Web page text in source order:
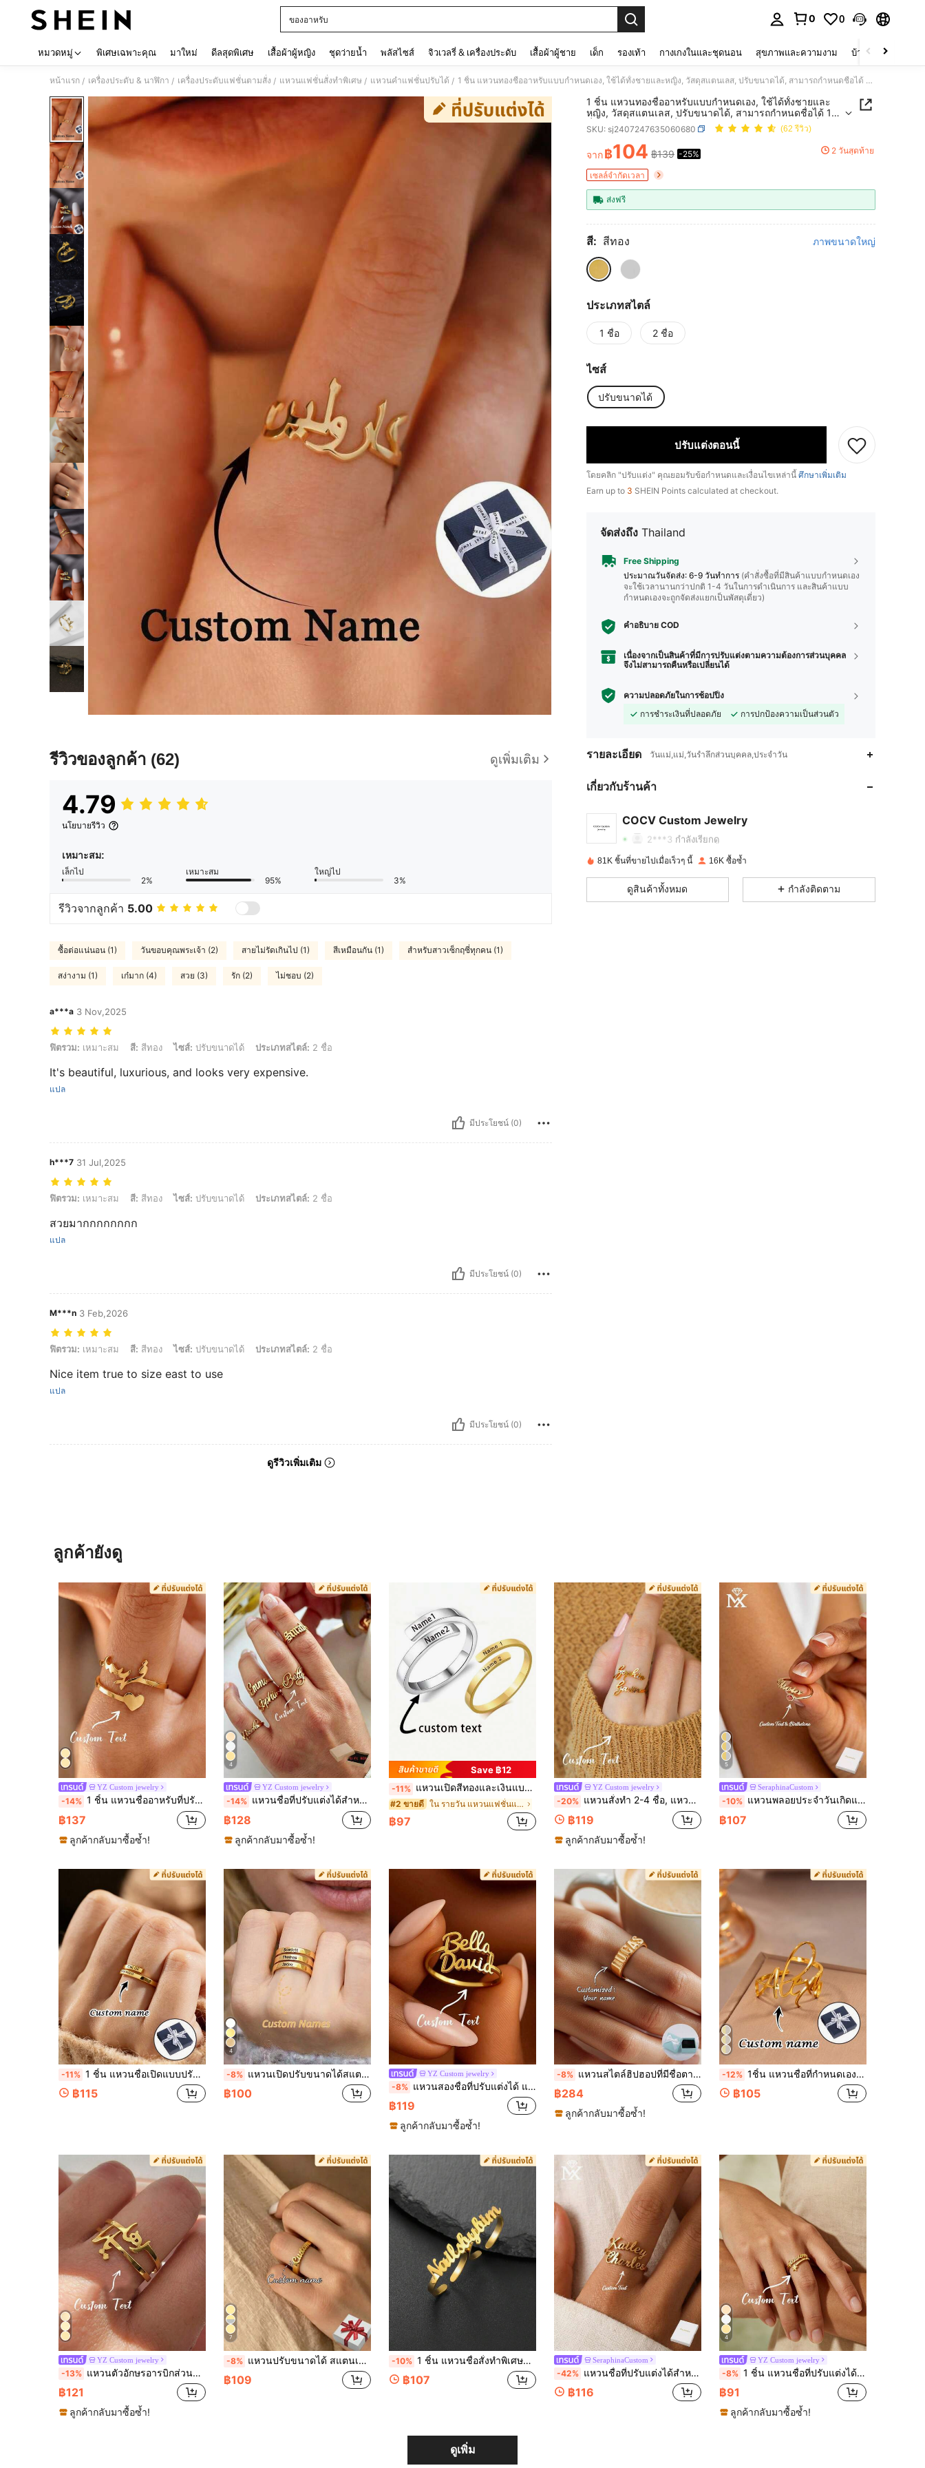
ของอาหรับ
0 0
หมวดหมู่ พิเศษเฉพาะคุณ มาใหม่ ดีลสุดพิเศษ เสื้อผ้าผู้หญิง ชุดว่ายน้ำ พลัสไซส์ จิวเวลรี่ & เครื่องประดับ เสื้อผ้าผู้ชาย เด็ก รองเท้า กางเกงในและชุดนอน สุขภาพและความงาม บ้านและที่อยู่อาศัย
หน้าแรก / เครื่องประดับ & นาฬิกา / เครื่องประดับแฟชั่นตามสั่ง / แหวนแฟชั่นสั่งทำพิเศษ / แหวนคำแฟชั่นปรับได้ / 1 ชิ้น แหวนทองชื่ออาหรับแบบกำหนดเอง, ใช้ได้ทั้งชายและหญิง, วัสดุสแตนเลส, ปรับขนาดได้, สามารถกำหนดชื่อได้ 1-2 ชื่อ, สไตล์อิสลาม, เครื่องประดับสำหรับงานแต่งงาน, เครื่องประดับเพื่อนเจ้าสาว, ของขวัญคู่รัก
รีวิวของลูกค้า (62) ดูเพิ่มเติม
4.79
นโยบายรีวิว
เหมาะสม:
เล็กไป
2%
เหมาะสม
95%
ใหญ่ไป
3%
รีวิวจากลูกค้า 5.00
ซื้อต่อแน่นอน (1) วันขอบคุณพระเจ้า (2) สายไม่รัดเกินไป (1) สีเหมือนกัน (1) สำหรับสาวเซ็กฤซี่ทุกคน (1)
สง่างาม (1) เก๋มาก (4) สวย (3) รัก (2) ไม่ชอบ (2)
a***a 3 Nov,2025
ฟิตรวม: เหมาะสม, สี: สีทอง, ไซส์: ปรับขนาดได้, ประเภทสไตล์: 2 ชื่อ
ฟิตรวม: เหมาะสม สี: สีทอง ไซส์: ปรับขนาดได้ ประเภทสไตล์: 2 ชื่อ
It's beautiful, luxurious, and looks very expensive.
แปล
มีประโยชน์ (0)
h***7 31 Jul,2025
ฟิตรวม: เหมาะสม, สี: สีทอง, ไซส์: ปรับขนาดได้, ประเภทสไตล์: 2 ชื่อ
ฟิตรวม: เหมาะสม สี: สีทอง ไซส์: ปรับขนาดได้ ประเภทสไตล์: 2 ชื่อ
สวยมากกกกกกกก
แปล
มีประโยชน์ (0)
M***n 3 Feb,2026
ฟิตรวม: เหมาะสม, สี: สีทอง, ไซส์: ปรับขนาดได้, ประเภทสไตล์: 2 ชื่อ
ฟิตรวม: เหมาะสม สี: สีทอง ไซส์: ปรับขนาดได้ ประเภทสไตล์: 2 ชื่อ
Nice item true to size east to use
แปล
มีประโยชน์ (0)
ดูรีวิวเพิ่มเติม
1 ชิ้น แหวนทองชื่ออาหรับแบบกำหนดเอง, ใช้ได้ทั้งชายและ
หญิง, วัสดุสแตนเลส, ปรับขนาดได้, สามารถกำหนดชื่อได้ 1-2
ชื่อ, สไตล์อิสลาม, เครื่องประดับสำหรับงานแต่งงาน, เครื่อง
ประดับเพื่อนเจ้าสาว, ของขวัญคู่รัก
SKU: sj2407247635060680 (62 รีวิว)
PRICE AND AVAILABILITY
จาก฿104 ฿139 -25% 2 วันสุดท้าย
เซลล์จำกัดเวลา
ส่งฟรี
สี: สีทอง ภาพขนาดใหญ่
ประเภทสไตล์
1 ชื่อ 2 ชื่อ
ไซส์
ปรับขนาดได้
ปรับแต่งตอนนี้
โดยคลิก "ปรับแต่ง" คุณยอมรับข้อกำหนดและเงื่อนไขเหล่านี้ ศึกษาเพิ่มเติม
Earn up to 3 SHEIN Points calculated at checkout.
จัดส่งถึง Thailand
Free Shipping
ประมาณวันจัดส่ง: 6-9 วันทำการ (คำสั่งซื้อที่มีสินค้าแบบกำหนดเอง
จะใช้เวลานานกว่าปกติ 1-4 วันในการดำเนินการ และสินค้าแบบ
กำหนดเองจะถูกจัดส่งแยกเป็นพัสดุเดี่ยว)
คำอธิบาย COD
เนื่องจากเป็นสินค้าที่มีการปรับแต่งตามความต้องการส่วนบุคคล
จึงไม่สามารถคืนหรือเปลี่ยนได้
ความปลอดภัยในการช้อปปิ้ง
การชำระเงินที่ปลอดภัย
การปกป้องความเป็นส่วนตัว
รายละเอียด วันแม่,แม่,วันรำลึกส่วนบุคคล,ประจำวัน
เกี่ยวกับร้านค้า
COCV Custom Jewelry
4.87
4.87 506
2***3 กำลังเรียกดู
4.87 506 6.7K
81K ชิ้นที่ขายไปเมื่อเร็วๆ นี้ 16K ซื้อซ้ำ
ดูสินค้าทั้งหมด กำลังติดตาม
ลูกค้ายังดู
YZ Custom jewelry
-14% 1 ชิ้น แหวนชื่ออาหรับที่ปรับแต่งได้พร้อมลวดลายหัวใจ, ชื่อที่ปรับแต่งได้, วัสดุสแตนเลส, เครื่องประดับที่ปรับแต่งได้, แหวนชื่ออิสลาม, ของขวัญปีใหม่สำหรับเธอ, มีเสน่ห์
฿137
ลูกค้ากลับมาซื้อซ้ำ!
4
YZ Custom jewelry
-14% แหวนชื่อที่ปรับแต่งได้สำหรับผู้หญิงและผู้ชาย แหวนชื่อที่ปรับแต่งได้ แหวนเปิดปรับได้ สแตนเลสชุบทอง ของขวัญเครื่องประดับคริสต์มาสสำหรับเธอ แม่ เพื่อนเจ้าสาว วันพ่อ งานแต่งงาน สวมใส่ประจำวัน สำหรับวัยรุ่น ไม่เป็นสนิม ของขวัญวันจบการศึกษา ของขวัญวันเกิด
฿128
ลูกค้ากลับมาซื้อซ้ำ!
Save ฿12
-11% แหวนเปิดสีทองและเงินแบบกำหนดเอง, เหมาะสำหรับการปรับแต่งชื่อครอบครัว, ของขวัญสำหรับญาติและเพื่อน, ของขวัญวันแม่สำหรับคุณแม่จากลูกสาว, เด็ก, คืนงานกาล่า, ทันสมัย, มีสีสัน, น่ารัก, เครื่องประดับเรฟ, เครื่องประดับสีทอง
#2 ขายดี ใน รายวัน แหวนแฟชั่นแบบกำหนดเอง
฿97
YZ Custom jewelry
-20% แหวนสั่งทำ 2-4 ชื่อ, แหวนสแตนเลสชุบทอง 18K แบบยูนิเซ็กซ์, เครื่องประดับสั่งทำชื่อคู่, ของขวัญสำหรับเพื่อนสนิท/เพื่อน
฿119
ลูกค้ากลับมาซื้อซ้ำ!
5
SeraphinaCustom
-10% แหวนพลอยประจำวันเกิดแบบกำหนดเองพร้อมชื่อภาษาอังกฤษ, เครื่องประดับระดับไฮเอนด์ส่วนบุคคล, แหวนพลอยประจำวันเกิดสุดพิเศษ, แหวนประณีต, แหวนสัญญา, แหวนมินิมอล, ของขวัญวันครบรอบ, ของขวัญวันแม่, ของขวัญคริสต์มาส, ของขวัญรับปริญญา, ของขวัญวันหยุด
฿107
-11% 1 ชิ้น แหวนชื่อเปิดแบบปรับแต่งส่วนบุคคลสำหรับผู้หญิง สามารถสลักชื่อหรือข้อความสองชื่อได้ แหวนปรับได้ แหวนสแตนเลส สิ่งที่ปรับแต่งได้ แหวนชื่อแบบกำหนดเอง แหวนสลัก ของขวัญวันแม่ ของขวัญเครื่องประดับที่เรียบง่ายและสวยงามสำหรับเธอ ภรรยา แฟน ของขวัญวันเกิด ของขวัญวันฮาโลวีน ของขวัญวันคริสต์มาส ของขวัญวันครบรอบ ของขวัญส่วนบุคคล เหมาะสำหรับเป็นของขวัญในวันหยุดพิเศษ
฿115
4
-8% แหวนเปิดปรับขนาดได้สแตนเลสสตีลกลวงสลักชื่อคู่ได้ 2 ชื่อ สีทอง สีเงิน สีโรสโกลด์ ของขวัญวันวาเลนไทน์ เครื่องประดับปรับขนาดได้ เหมาะสำหรับวันวาเลนไทน์ วันครบรอบ ใส่ได้ทุกฤดูกาล สไตล์วินเทจมินิมอล ยูนิเซ็กซ์ ลำลองน่ารัก ดีไซน์เฉพาะตัว ของขวัญที่เหมาะสำหรับเขา/เธอ แฟน พ่อแม่ ครอบครัว เพื่อน วันครบรอบ วันเกิด พิธีรับปริญญา งานพรอม เครื่องประดับสแตนเลสสตีล
฿100
YZ Custom jewelry
-8% แหวนสองชื่อที่ปรับแต่งได้ แหวนสองชื่อส่วนบุคคล แหวนหลายชื่อที่ปรับได้ แหวนเงินและทอง แหวนที่ปรับแต่งสำหรับผู้หญิง
฿119
ลูกค้ากลับมาซื้อซ้ำ!
-8% แหวนสไตล์ฮิปฮอปที่มีชื่อตามความต้องการ เหมาะสำหรับวันพ่อ/วันแม่ วันวาเลนไทน์ วันเกิด วันครบรอบ วันจบการศึกษา วันคริสต์มาส เป็นของขวัญระดับไฮเอนด์สำหรับครอบครัว เพื่อน และเพื่อนร่วมชั้น สีเงิน สีทอง สไตล์ที่ทันสมัย แฟชั่นฤดูใบไม้ร่วง วินเทจ เฟอรัล พังก์ ที่มีการปรับแต่งตามความต้องการ เป็นของขวัญที่เหมาะสมสำหรับเขา แฟน แม่ ครอบครัว เพื่อน ลูกสาว เธอ ปู่ย่า ตายาย แฟน พ่อ ลูกชาย สำหรับครบรอบ วันเกิด สวมใส่ประจำวัน งานปรอม วันแม่ วันวาเลนไทน์ วันจบการศึกษา งานแต่งงาน วันพ่อ งานปาร์ตี้ อุปกรณ์โรงเรียน กลับโรงเรียน ของขวัญโรงเรียน สำนักงาน โรงเรียน ห้องเรียน ของขวัญครู มหาวิทยาลัย เพื่อนร่วมงาน ห้องพักนักศึกษา ครู เด็กผู้ชายและเด็กผู้หญิง วัยรุ่น นักเรียนมัธยมต้น นักเรียนมัธยมปลาย นักศึกษามหาวิทยาลัย นักศึกษาปี 1 นักศึกษาปี 2 นักเรียนชั้นต่ำ
฿284
ลูกค้ากลับมาซื้อซ้ำ!
-12% 1ชิ้น แหวนชื่อที่กำหนดเอง, แหวนชื่อตัวอักษรแบบเขียน, การออกแบบชื่อที่ทันสมัย, สไตล์มินิมอล, การออกแบบแหวนแบบเปิด, แหวนแฟชั่นที่หลากหลาย, สวมใส่ได้ทุกวัน, ของขวัญ, โอกาสพิเศษ, งานเลี้ยงวันเกิด, ของขวัญวันหยุด, แหวนเครื่องประดับ, แหวนชื่อที่กำหนดเอง, ของขวัญคู่รัก, เครื่องประดับฤดูร้อน, ของขวัญที่กำหนดเอง, วันแม่, วันพ่อ, เทศกาลวันหยุด, ของขวัญรับปริญญา
฿105
YZ Custom jewelry
-13% แหวนตัวอักษรอารบิกส่วนบุคคล, แหวนตัวอักษรอารบิก, แหวนส่วนบุคคล, แหวนชื่อที่กำหนดเอง, ของขวัญสำหรับผู้หญิง, แหวนตัวอักษรอารบิกที่กำหนดเอง, แหวนตัวอักษรอารบิกที่ประณีต, ทอง, ทองชมพู, แฟชั่น, แฟชั่นฤดูใบไม้ร่วง, วินเทจ, เป็นกลาง, มินิมอล, ลำลอง, โกธิค, พังก์, กำหนดเอง, ส่วนบุคคล, เอกลักษณ์, ของขวัญที่เหมาะสมสำหรับเธอ, แฟน
฿121
ลูกค้ากลับมาซื้อซ้ำ!
7
-8% แหวนปรับขนาดได้ สแตนเลส แบบง่าย, ของขวัญเครื่องประดับที่ปรับแต่งได้ สำหรับคู่รัก
฿109
-10% 1 ชิ้น แหวนชื่อสั่งทำพิเศษสองด้าน, ของขวัญแฟชั่น, แหวนคู่, แหวนทองและเงิน, เครื่องประดับที่ปรับแต่งได้, แหวน ยูนิเซกส์, ของขวัญส่วนบุคคล, แหวนชื่อที่กำหนดเอง, ของขวัญเครื่องประดับแฟชั่นสำหรับผู้ชายและผู้หญิง, ของขวัญคริสต์มาส, ของขวัญฮาโลวีน, ของขวัญครบรอบ, ของขวัญวันเกิด
฿107
SeraphinaCustom
-42% แหวนชื่อที่ปรับแต่งได้สำหรับคู่รัก สไตล์หรูหราแฟชั่นยูนิเซ็กซ์ ทำจากสแตนเลสสตีล คลาสสิกและสง่างาม เหมาะสำหรับคู่รัก ไม่ว่าจะเป็นของขวัญเซอร์ไพรส์วันเกิด งานปาร์ตี้วันหยุดประจำวัน งานอีเวนต์ หรือโอกาสอื่น ๆ สามารถจับคู่ได้อย่างลงตัว ดีไซน์ที่เป็นเอกลักษณ์แสดงถึงความเป็นส่วนตัว แฟชั่น และความประณีต ทำให้เป็นของขวัญที่สมบูรณ์แบบสำหรับเพื่อน คู่รัก และครอบครัวในวันคริสต์มาส วันขอบคุณพระเจ้า วันวาเลนไทน์ วันเกิด และวันครบรอบ
฿116
4
YZ Custom jewelry
-8% 1 ชิ้น แหวนชื่อที่ปรับแต่งได้, แหวนชื่อส่วนตัวสำหรับผู้ชายและผู้หญิง, แหวนสแตนเลสชุบทองที่ปรับได้, ของขวัญเครื่องประดับคริสต์มาส, ของขวัญสำหรับเธอ แม่
฿91
ลูกค้ากลับมาซื้อซ้ำ!
ดูเพิ่ม